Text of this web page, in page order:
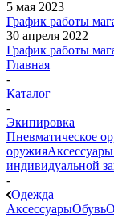
5 мая 2023
График работы
30 апреля 2022
График работы
Главная
-
Каталог
-
Экипировка
Пневматическое
оружия
индивидуальной
-
Одежда
АксессуарыОбувь